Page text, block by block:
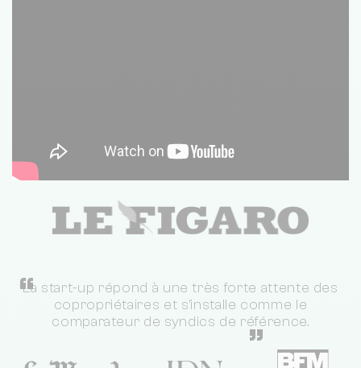
“
La start-up répond à une très forte attente des
copropriétaires et s'installe comme le
comparateur de syndics de référence.
”